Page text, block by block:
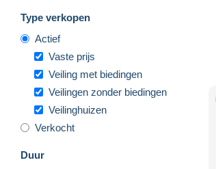
Type verkopen
Actief
Vaste prijs
Veiling met biedingen
Veilingen zonder biedingen
Veilinghuizen
Verkocht
Duur